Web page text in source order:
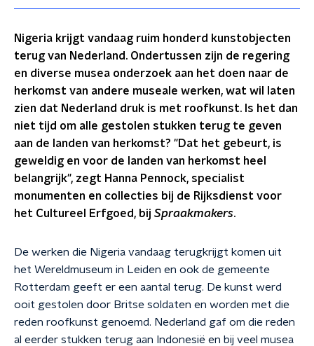
Nigeria krijgt vandaag ruim honderd kunstobjecten
terug van Nederland. Ondertussen zijn de regering
en diverse musea onderzoek aan het doen naar de
herkomst van andere museale werken, wat wil laten
zien dat Nederland druk is met roofkunst. Is het dan
niet tijd om alle gestolen stukken terug te geven
aan de landen van herkomst? "Dat het gebeurt, is
geweldig en voor de landen van herkomst heel
belangrijk", zegt Hanna Pennock, specialist
monumenten en collecties bij de Rijksdienst voor
het Cultureel Erfgoed, bij Spraakmakers.
De werken die Nigeria vandaag terugkrijgt komen uit
het Wereldmuseum in Leiden en ook de gemeente
Rotterdam geeft er een aantal terug. De kunst werd
ooit gestolen door Britse soldaten en worden met die
reden roofkunst genoemd. Nederland gaf om die reden
al eerder stukken terug aan Indonesië en bij veel musea